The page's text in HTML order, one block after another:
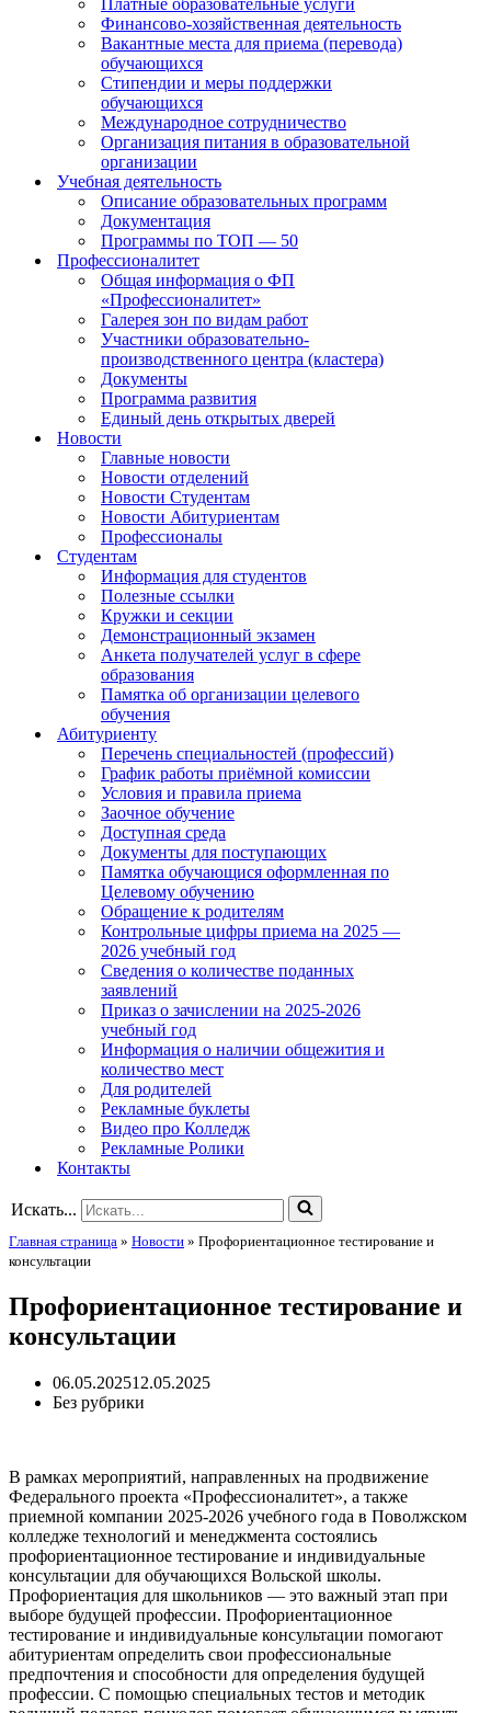
Платные образовательные услуги
Финансово-хозяйственная деятельность
Вакантные места для приема (перевода)
обучающихся
Стипендии и меры поддержки
обучающихся
Международное сотрудничество
Организация питания в образовательной
организации
Учебная деятельность
Описание образовательных программ
Документация
Программы по ТОП — 50
Профессионалитет
Общая информация о ФП
«Профессионалитет»
Галерея зон по видам работ
Участники образовательно-
производственного центра (кластера)
Документы
Программа развития
Единый день открытых дверей
Новости
Главные новости
Новости отделений
Новости Студентам
Новости Абитуриентам
Профессионалы
Студентам
Информация для студентов
Полезные ссылки
Кружки и секции
Демонстрационный экзамен
Анкета получателей услуг в сфере
образования
Памятка об организации целевого
обучения
Абитуриенту
Перечень специальностей (профессий)
График работы приёмной комиссии
Условия и правила приема
Заочное обучение
Доступная среда
Документы для поступающих
Памятка обучающися оформленная по
Целевому обучению
Обращение к родителям
Контрольные цифры приема на 2025 —
2026 учебный год
Сведения о количестве поданных
заявлений
Приказ о зачислении на 2025-2026
учебный год
Информация о наличии общежития и
количество мест
Для родителей
Рекламные буклеты
Видео про Колледж
Рекламные Ролики
Контакты
Искать...
Главная страница » Новости » Профориентационное тестирование и
консультации
Профориентационное тестирование и
консультации
06.05.202512.05.2025
Без рубрики
В рамках мероприятий, направленных на продвижение
Федерального проекта «Профессионалитет», а также
приемной компании 2025-2026 учебного года в Поволжском
колледже технологий и менеджмента состоялись
профориентационное тестирование и индивидуальные
консультации для обучающихся Вольской школы.
Профориентация для школьников — это важный этап при
выборе будущей профессии. Профориентационное
тестирование и индивидуальные консультации помогают
абитуриентам определить свои профессиональные
предпочтения и способности для определения будущей
профессии. С помощью специальных тестов и методик